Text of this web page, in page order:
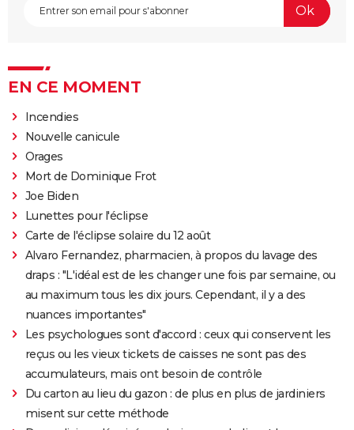
EN CE MOMENT
Incendies
Nouvelle canicule
Orages
Mort de Dominique Frot
Joe Biden
Lunettes pour l'éclipse
Carte de l'éclipse solaire du 12 août
Alvaro Fernandez, pharmacien, à propos du lavage des
draps : "L'idéal est de les changer une fois par semaine, ou
au maximum tous les dix jours. Cependant, il y a des
nuances importantes"
Les psychologues sont d'accord : ceux qui conservent les
reçus ou les vieux tickets de caisses ne sont pas des
accumulateurs, mais ont besoin de contrôle
Du carton au lieu du gazon : de plus en plus de jardiniers
misent sur cette méthode